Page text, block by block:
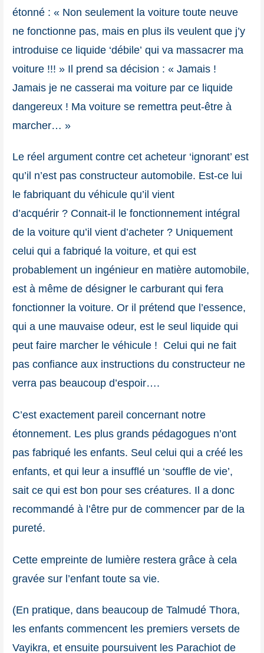
étonné : « Non seulement la voiture toute neuve
ne fonctionne pas, mais en plus ils veulent que j’y
introduise ce liquide ‘débile’ qui va massacrer ma
voiture !!! » Il prend sa décision : « Jamais !
Jamais je ne casserai ma voiture par ce liquide
dangereux ! Ma voiture se remettra peut-être à
marcher… »
Le réel argument contre cet acheteur ‘ignorant’ est
qu’il n’est pas constructeur automobile. Est-ce lui
le fabriquant du véhicule qu’il vient
d’acquérir ? Connait-il le fonctionnement intégral
de la voiture qu’il vient d’acheter ? Uniquement
celui qui a fabriqué la voiture, et qui est
probablement un ingénieur en matière automobile,
est à même de désigner le carburant qui fera
fonctionner la voiture. Or il prétend que l’essence,
qui a une mauvaise odeur, est le seul liquide qui
peut faire marcher le véhicule ! Celui qui ne fait
pas confiance aux instructions du constructeur ne
verra pas beaucoup d’espoir….
C’est exactement pareil concernant notre
étonnement. Les plus grands pédagogues n’ont
pas fabriqué les enfants. Seul celui qui a créé les
enfants, et qui leur a insufflé un ‘souffle de vie’,
sait ce qui est bon pour ses créatures. Il a donc
recommandé à l’être pur de commencer par de la
pureté.
Cette empreinte de lumière restera grâce à cela
gravée sur l’enfant toute sa vie.
(En pratique, dans beaucoup de Talmudé Thora,
les enfants commencent les premiers versets de
Vayikra, et ensuite poursuivent les Parachiot de